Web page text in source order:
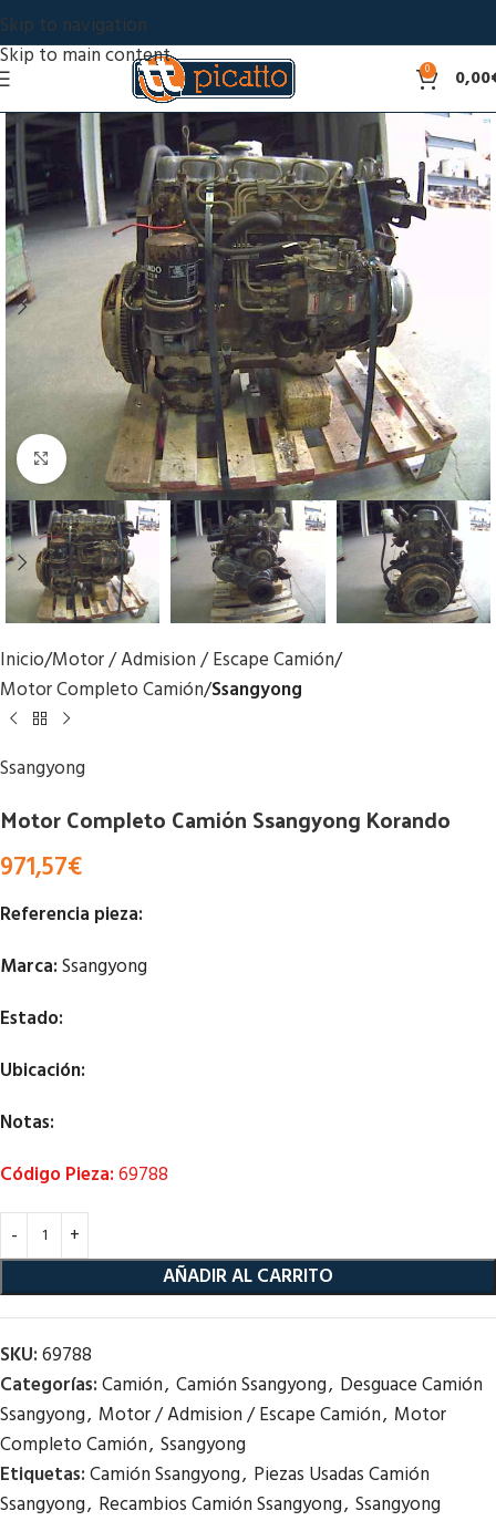
Skip to navigation
Skip to main content
0 0,00
Click to enlarge
Inicio Motor / Admision / Escape Camión
Motor Completo Camión Ssangyong
Ssangyong
Motor Completo Camión Ssangyong Korando
971,57€
Referencia pieza:
Marca:Ssangyong
Estado:
Ubicación:
Notas:
Código Pieza:69788
AÑADIR AL CARRITO
SKU:69788
Categorías:Camión, Camión Ssangyong, Desguace Camión
Ssangyong, Motor / Admision / Escape Camión, Motor
Completo Camión, Ssangyong
Etiquetas:Camión Ssangyong, Piezas Usadas Camión
Ssangyong, Recambios Camión Ssangyong, Ssangyong